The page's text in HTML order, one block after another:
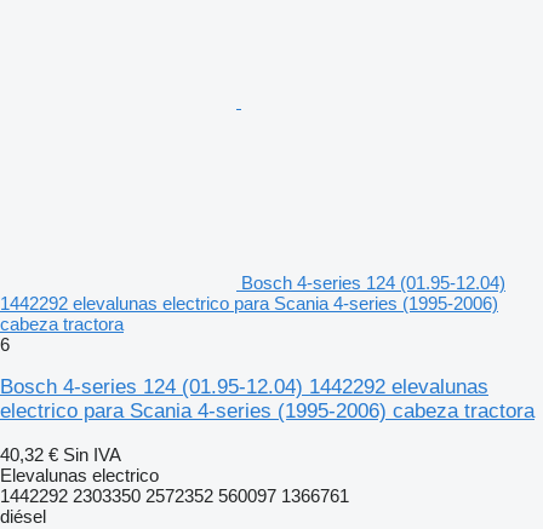
Bosch 4-series 124 (01.95-12.04)
1442292 elevalunas electrico para Scania 4-series (1995-2006)
cabeza tractora
6
Bosch 4-series 124 (01.95-12.04) 1442292 elevalunas
electrico para Scania 4-series (1995-2006) cabeza tractora
40,32 € Sin IVA
Elevalunas electrico
1442292 2303350 2572352 560097 1366761
diésel